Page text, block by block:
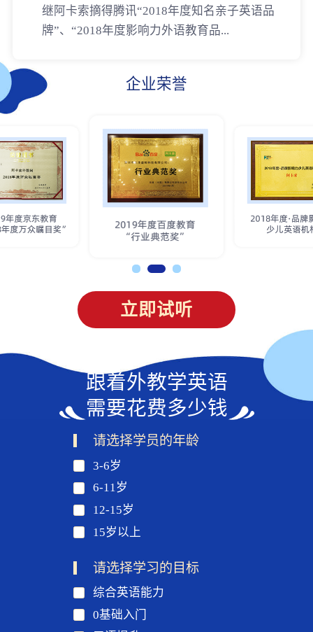
继阿卡索摘得腾讯“2018年度知名亲子英语品
牌”、“2018年度影响力外语教育品...
企业荣誉
立即试听
跟着外教学英语
需要花费多少钱
请选择学员的年龄
3-6岁
6-11岁
12-15岁
15岁以上
请选择学习的目标
综合英语能力
0基础入门